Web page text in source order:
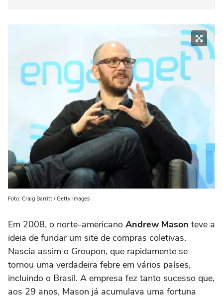
Foto: Craig Barritt / Getty Images
Em 2008, o norte-americano Andrew Mason teve a
ideia de fundar um site de compras coletivas.
Nascia assim o Groupon, que rapidamente se
tornou uma verdadeira febre em vários países,
incluindo o Brasil. A empresa fez tanto sucesso que,
aos 29 anos, Mason já acumulava uma fortuna